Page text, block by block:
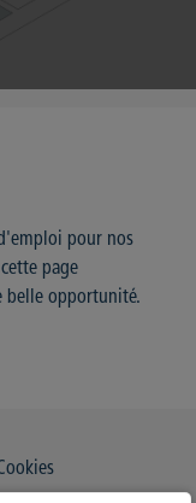
pour nos
page
belle opportunité.